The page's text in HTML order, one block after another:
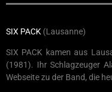
SIX PACK (Lausanne)
SIX PACK kamen aus
(1981). Ihr Schlagzeuger
Webseite zu der Band, die